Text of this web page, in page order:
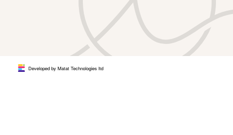
Developed by Matat Technologies ltd